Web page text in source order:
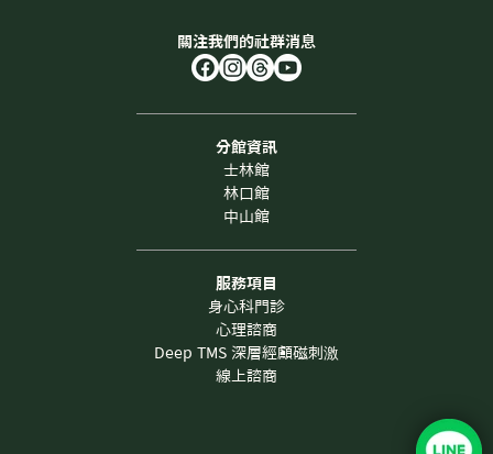
關注我們的社群消息
分館資訊
士林館
林口館
中山館
服務項目
身心科門診
心理諮商
Deep TMS 深層經顱磁刺激
線上諮商